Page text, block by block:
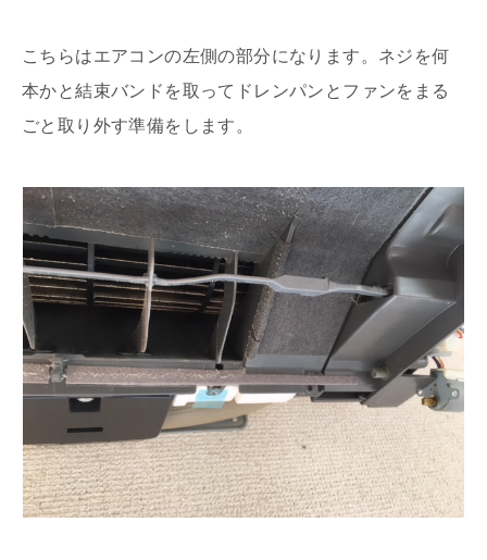
こちらはエアコンの左側の部分になります。ネジを何
本かと結束バンドを取ってドレンパンとファンをまる
ごと取り外す準備をします。